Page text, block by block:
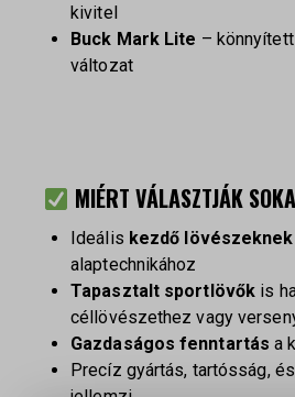
kivitel
Buck Mark Lite –
változat
MIÉRT VÁLASZTJÁK
Ideális kezdő lövészeknek
alaptechnikához
Tapasztalt sportlövők is
céllövészethez vagy
Gazdaságos fenntartás a
Precíz gyártás, tartósság,